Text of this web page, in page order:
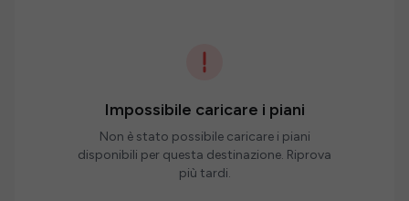
Impossibile caricare i piani
Non è stato possibile caricare i piani
disponibili per questa destinazione. Riprova
più tardi.